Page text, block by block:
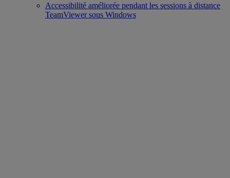
Accessibilité améliorée pendant les sessions à distance
TeamViewer sous Windows